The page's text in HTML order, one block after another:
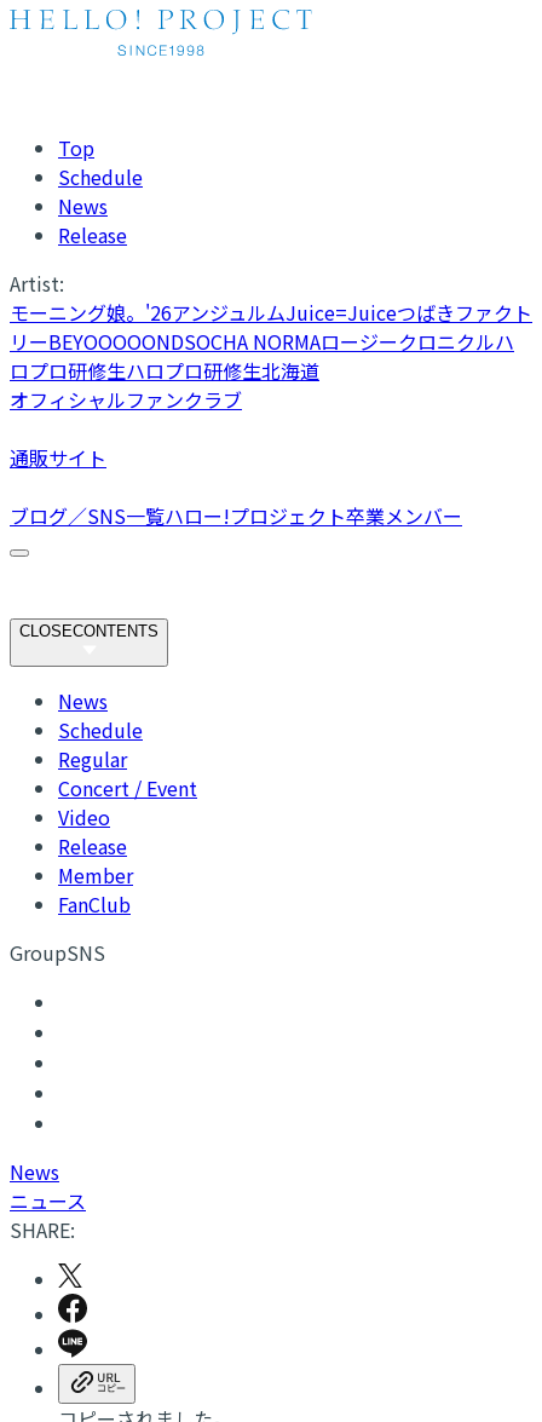
Top
Schedule
News
Release
Artist:
モーニング娘。'26アンジュルムJuice=Juiceつばきファクト
リーBEYOOOOONDSOCHA NORMAロージークロニクルハ
ロプロ研修生ハロプロ研修生北海道
オフィシャルファンクラブ
通販サイト
ブログ／SNS一覧ハロー!プロジェクト卒業メンバー
CLOSECONTENTS
News
Schedule
Regular
Concert / Event
Video
Release
Member
FanClub
GroupSNS
News
ニュース
SHARE: